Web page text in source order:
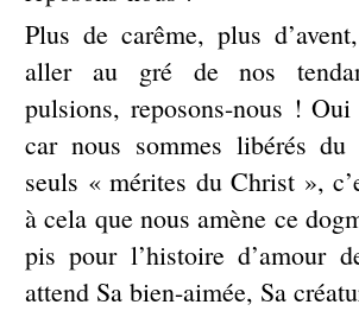
Plus de carême, plus
aller au gré de nos
pulsions, reposons-nous ! Oui
car nous sommes libérés
seuls « mérites du Christ »,
à cela que nous amène ce
pis pour l’histoire d’amour
attend Sa bien-aimée, Sa